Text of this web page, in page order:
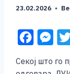
23.02.2026
F
a
c
M
ss
Секој што го